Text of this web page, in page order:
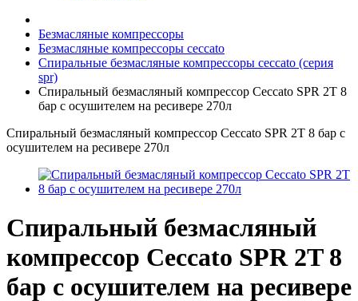
Безмасляные компрессоры
Безмасляные компрессоры ceccato
Спиральные безмасляные компрессоры ceccato (серия
spr)
Спиральный безмасляный компрессор Ceccato SPR 2T 8
бар с осушителем на ресивере 270л
Спиральный безмасляный компрессор Ceccato SPR 2T 8 бар с
осушителем на ресивере 270л
Спиральный безмасляный
компрессор Ceccato SPR 2T 8
бар с осушителем на ресивере